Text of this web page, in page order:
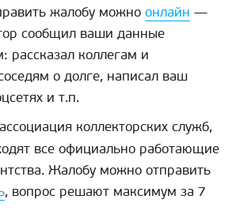
жалобу можно онлайн —
сообщил ваши данные
рассказал коллегам и
о долге, написал ваш
и т.п.
коллекторских служб,
все официально работающие
Жалобу можно отправить
, вопрос решают максимум за 7